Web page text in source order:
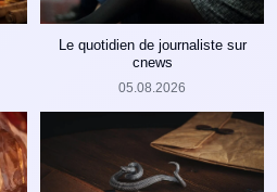
Le quotidien de journaliste sur
cnews
05.08.2026